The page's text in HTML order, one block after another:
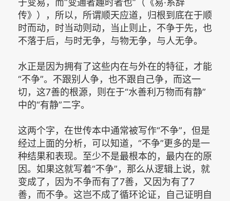
传》），所以，所谓顺天应道，归根到底在于顺
时而动，时当动则动，当止则止，不争于先，也
不落于后，与时无争，与物无争，与人无争。
水正是因为拥有了这些内在与外在的特征，才能
“不争”。不跟别人争，也不跟自己争，而这一
切，这7善的根源，则在于“水善利万物而有静”
中的“有静”二字。
这两个字，在世传本中通常被写作“不争”，但是
经过上面的分析，可以知道，“不争”更多的是一
种结果和表现。至少不是最根本的，最内在的原
因。如果这就写着“不争”，那么从逻辑上说，就
变成了，因为不争而有了7善，又因为有了7
善，而不争。这岂不成了循环论证，自己证明自